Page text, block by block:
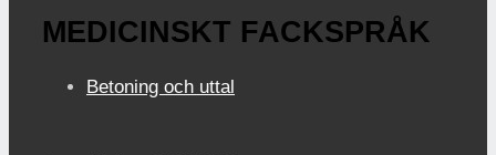
MEDICINSKT FACKSPRÅK
Betoning och uttal